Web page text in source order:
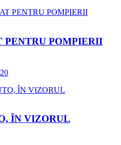
PENTRU POMPIERII
ÎN VIZORUL